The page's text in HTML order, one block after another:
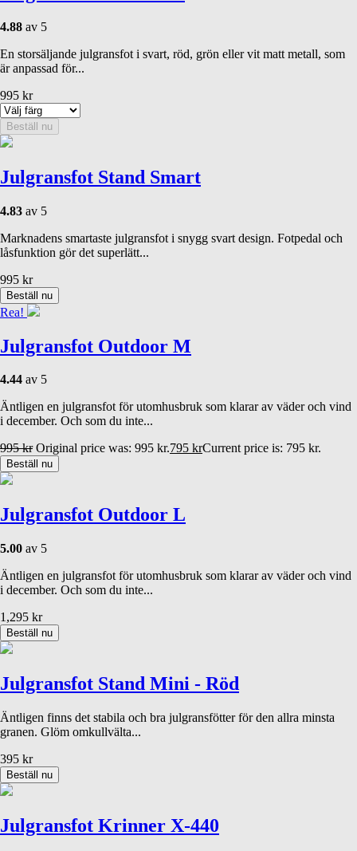
4.88 av 5
En storsäljande julgransfot i svart, röd, grön eller vit matt metall, som
är anpassad för...
995 kr
Beställ nu
Julgransfot Stand Smart
4.83 av 5
Marknadens smartaste julgransfot i snygg svart design. Fotpedal och
låsfunktion gör det superlätt...
995 kr
Beställ nu
Rea!
Julgransfot Outdoor M
4.44 av 5
Äntligen en julgransfot för utomhusbruk som klarar av väder och vind
i december. Och som du inte...
995kr Original price was: 995 kr.795 krCurrent price is: 795 kr.
Beställ nu
Julgransfot Outdoor L
5.00 av 5
Äntligen en julgransfot för utomhusbruk som klarar av väder och vind
i december. Och som du inte...
1,295 kr
Beställ nu
Julgransfot Stand Mini - Röd
Äntligen finns det stabila och bra julgransfötter för den allra minsta
granen. Glöm omkullvälta...
395 kr
Beställ nu
Julgransfot Krinner X-440